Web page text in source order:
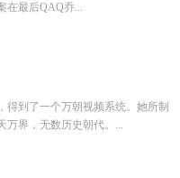
在最后QAQ乔...
得到了一个万朝视频系统。她所制
万界，无数历史朝代。...